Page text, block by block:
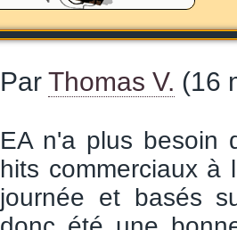
Par Thomas V. (16
EA n'a plus besoin
hits commerciaux
journée et basés